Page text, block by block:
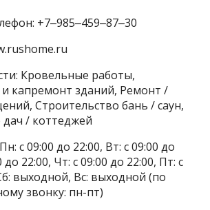
+7‒985‒459‒87‒30
Кровельные работы,
и капремонт зданий, Ремонт /
Строительство бань / саун,
/ коттеджей
с 09:00 до 22:00, Вт: с 09:00 до
до 22:00, Чт: с 09:00 до 22:00, Пт: с
выходной, Вс: выходной (по
звонку: пн-пт)